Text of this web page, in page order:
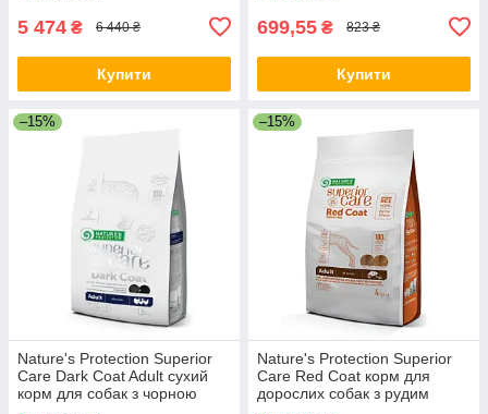
5 474 ₴ 6 440 ₴
Купити
699,55 ₴ 823 ₴
Купити
–15%
Nature's Protection Superior
Care Dark Coat Adult сухий
корм для собак з чорною
шерстю, 10 кг
–15%
Nature's Protection Superior
Care Red Coat корм для
дорослих собак з рудим
відтінком вовни, 4 кг